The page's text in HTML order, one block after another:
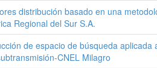
distribución basado en una
Regional del Sur S.A.
de espacio de búsqueda aplicada
CNEL Milagro